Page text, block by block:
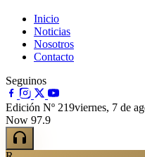
Inicio
Noticias
Nosotros
Contacto
Seguinos
Edición Nº 219viernes, 7 de
Now 97.9